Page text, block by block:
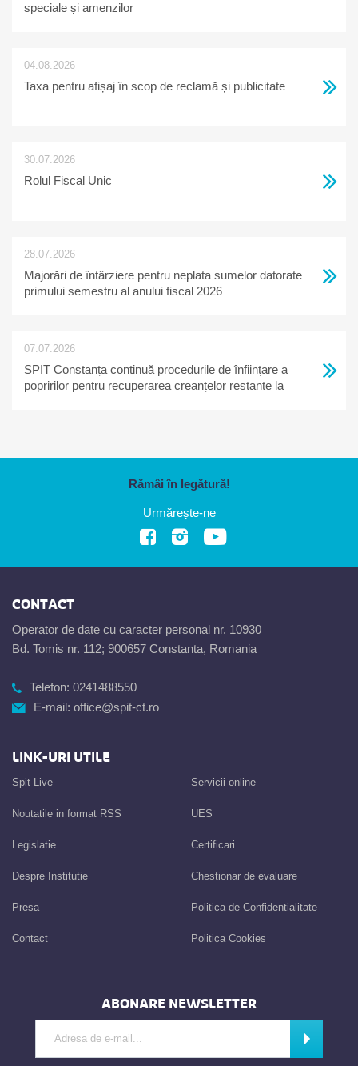
speciale și amenzilor
04.08.2026
Taxa pentru afișaj în scop de reclamă și publicitate
30.07.2026
Rolul Fiscal Unic
28.07.2026
Majorări de întârziere pentru neplata sumelor datorate
primului semestru al anului fiscal 2026
07.07.2026
SPIT Constanța continuă procedurile de înființare a
popririlor pentru recuperarea creanțelor restante la
Rămâi în legătură!
Urmărește-ne
CONTACT
Operator de date cu caracter personal nr. 10930
Bd. Tomis nr. 112; 900657 Constanta, Romania
Telefon: 0241488550
E-mail: office@spit-ct.ro
LINK-URI UTILE
Spit Live
Noutatile in format RSS
Legislatie
Despre Institutie
Presa
Contact
Servicii online
UES
Certificari
Chestionar de evaluare
Politica de Confidentialitate
Politica Cookies
ABONARE NEWSLETTER